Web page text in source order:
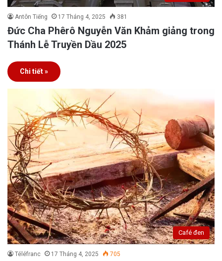
Antôn Tiếng 17 Tháng 4, 2025 381
Đức Cha Phêrô Nguyễn Văn Khảm giảng trong
Thánh Lễ Truyền Dầu 2025
Chi tiết »
Café đen
Téléfranc 17 Tháng 4, 2025 705